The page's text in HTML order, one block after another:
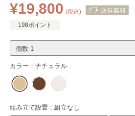
¥19,800 (税込)
198ポイント
カラー： ナチュラル
組み立て設置： 組立なし